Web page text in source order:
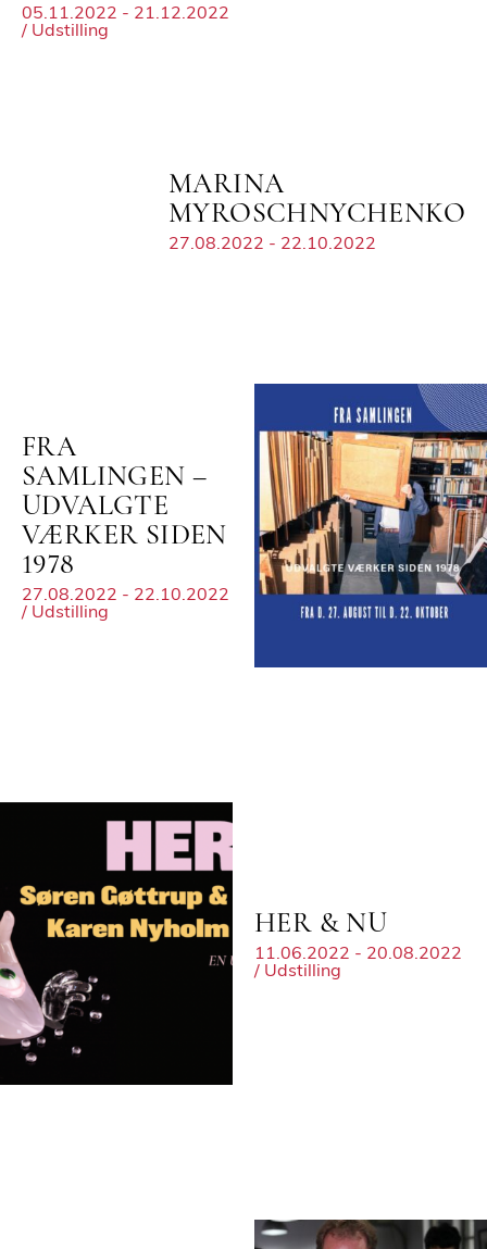
05.11.2022 - 21.12.2022
/ Udstilling
MARINA
MYROSCHNYCHENKO
27.08.2022 - 22.10.2022
FRA
SAMLINGEN –
UDVALGTE
VÆRKER SIDEN
1978
27.08.2022 - 22.10.2022
/ Udstilling
HER & NU
11.06.2022 - 20.08.2022
/ Udstilling